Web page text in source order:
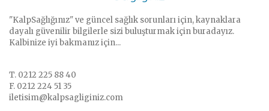
"KalpSağlığınız" ve güncel sağlık sorunları için, kaynaklara
dayalı güvenilir bilgilerle sizi buluşturmak için buradayız.
Kalbinize iyi bakmanız için...
T. 0212 225 88 40
F. 0212 224 51 35
iletisim@kalpsagliginiz.com